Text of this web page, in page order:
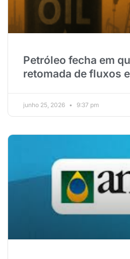
Petróleo fecha em
retomada de fluxos
junho 25, 2026 9:37 pm